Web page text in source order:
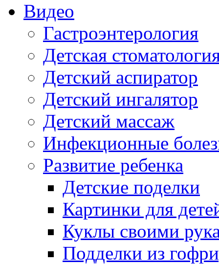
Видео
Гастроэнтерология
Детская
Детский аспиратор
Детский ингалятор
Детский массаж
Инфекционные
Развитие ребенка
Детские поделки
Картинки для
Куклы своими
Подделки из